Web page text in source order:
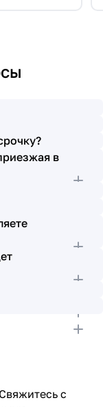
и
мы
и в этот
эту же
Ребята
соблюдая
как и
вопросы,
нашей
в
с